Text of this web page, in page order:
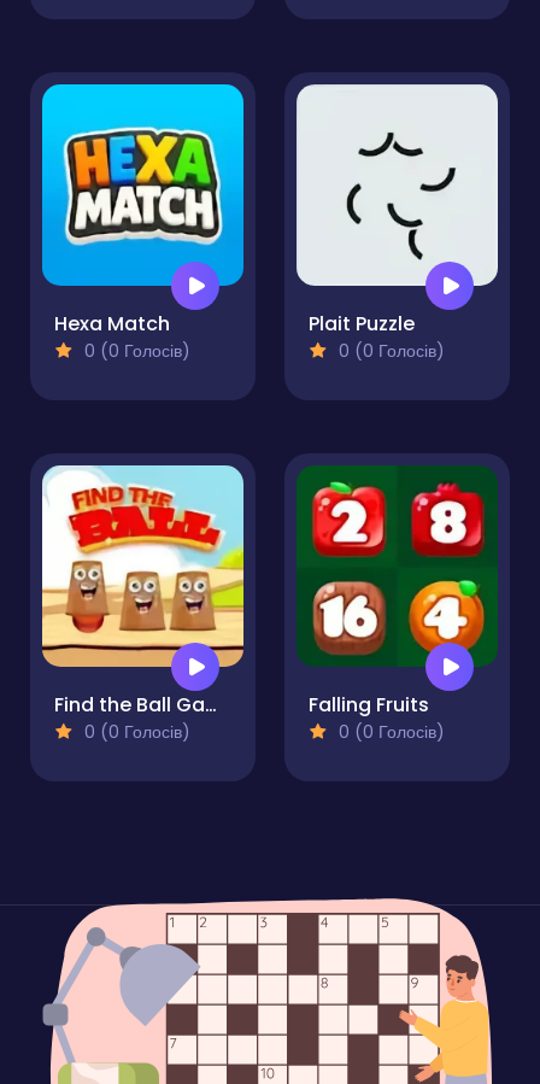
Hexa Match
0 (0 Голосів)
Plait Puzzle
0 (0 Голосів)
Find the Ball Game
0 (0 Голосів)
Falling Fruits
0 (0 Голосів)